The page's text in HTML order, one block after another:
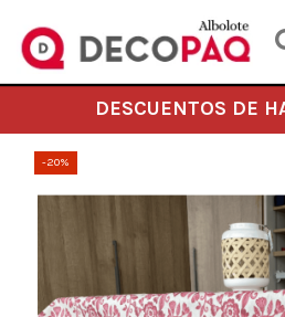
DESCUENTOS DE
-20%